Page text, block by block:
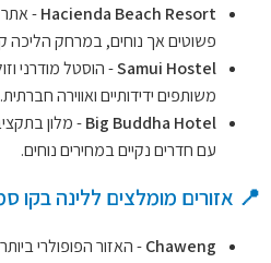
Hacienda Beach Resort
-
פשוטים אך נוחים, במרחק הליכה
Samui Hostel- הוסטל מודרני
משותפים ידידותיים ואווירה חברתית.
Big Buddha Hotel- מלון
עם חדרים נקיים במחירים נוחים.
📍 אזורים מומלצים ללינה בקו
Chaweng- האזור הפופולרי